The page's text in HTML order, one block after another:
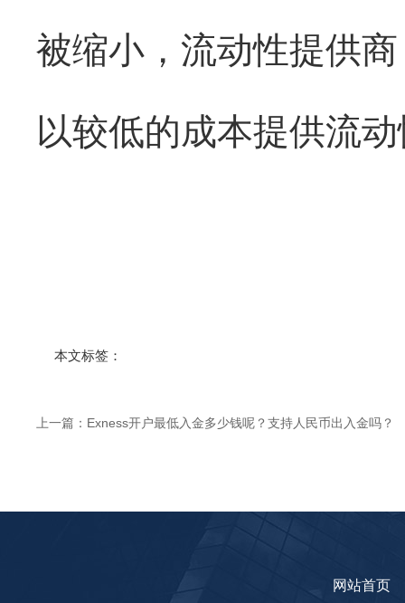
被缩小，流动性提供商
以较低的成本提供流
本文标签：
上一篇： Exness开户最低入金多少钱呢？支持人民币出入金吗？
网站首页